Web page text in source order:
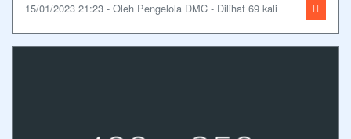
15/01/2023 21:23 - Oleh Pengelola DMC - Dilihat 69 kali